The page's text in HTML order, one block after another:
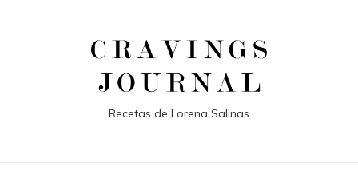
Recetas de Lorena Salinas